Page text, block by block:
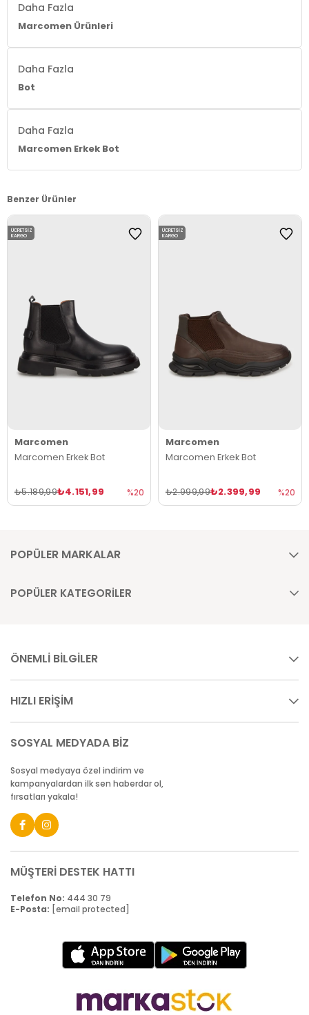
Daha Fazla
Marcomen Ürünleri
Daha Fazla
Bot
Daha Fazla
Marcomen Erkek Bot
Benzer Ürünler
Marcomen
Marcomen Erkek Bot
₺4.151,99
₺5.189,99 %20
ÜCRETSIZ
KARGO
Marcomen
Marcomen Erkek Bot
₺2.399,99
₺2.999,99 %20
ÜCRETSIZ
KARGO
POPÜLER MARKALAR
POPÜLER KATEGORİLER
ÖNEMLİ BİLGİLER
HIZLI ERİŞİM
SOSYAL MEDYADA BİZ
Sosyal medyaya özel indirim ve
kampanyalardan ilk sen haberdar ol,
fırsatları yakala!
MÜŞTERİ DESTEK HATTI
Telefon No: 444 30 79
E-Posta: [email protected]